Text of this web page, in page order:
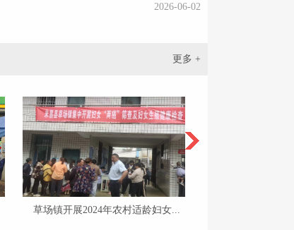
2026-06-02
更多 +
草场镇开展2024年农村适龄妇女...